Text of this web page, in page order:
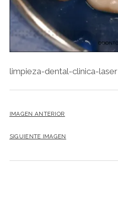
limpieza-dental-clinica-laser
IMAGEN ANTERIOR
SIGUIENTE IMAGEN